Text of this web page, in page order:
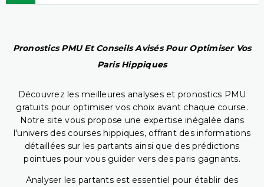
Pronostics PMU Et Conseils Avisés Pour Optimiser Vos
Paris Hippiques
Découvrez les meilleures analyses et pronostics PMU
gratuits pour optimiser vos choix avant chaque course.
Notre site vous propose une expertise inégalée dans
l'univers des courses hippiques, offrant des informations
détaillées sur les partants ainsi que des prédictions
pointues pour vous guider vers des paris gagnants.
Analyser les partants est essentiel pour établir des